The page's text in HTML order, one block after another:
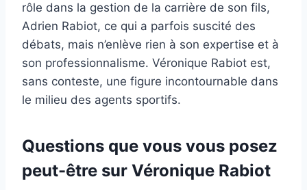
rôle dans la gestion de la carrière de son fils,
Adrien Rabiot, ce qui a parfois suscité des
débats, mais n’enlève rien à son expertise et à
son professionnalisme. Véronique Rabiot est,
sans conteste, une figure incontournable dans
le milieu des agents sportifs.
Questions que vous vous posez
peut-être sur Véronique Rabiot